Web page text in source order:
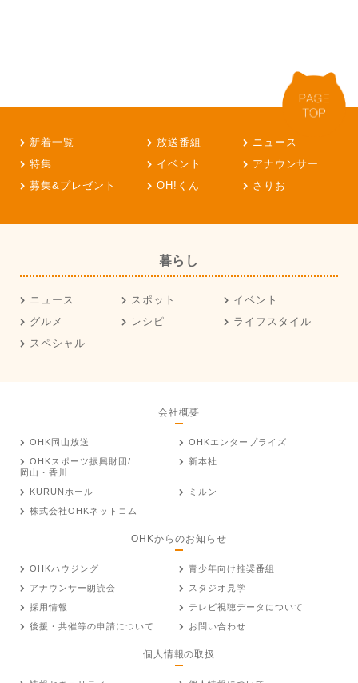
新着一覧 放送番組
ニュース
特集
イベント
アナウンサー
募集&プレゼント
OH!くん さりお
暮らし
ニュース スポット
イベント
グルメ
レシピ
ライフスタイル
スペシャル
会社概要
OHK岡山放送
OHKエンタープライズ
OHKスポーツ振興財団/
岡山・香川
新本社
KURUNホール
ミルン
株式会社OHKネットコム
OHKからのお知らせ
OHKハウジング
青少年向け推奨番組
アナウンサー朗読会
スタジオ見学
採用情報
テレビ視聴データについて
後援・共催等の申請について
お問い合わせ
個人情報の取扱